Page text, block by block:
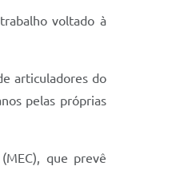
voltado à
articuladores do
pelas próprias
que prevê